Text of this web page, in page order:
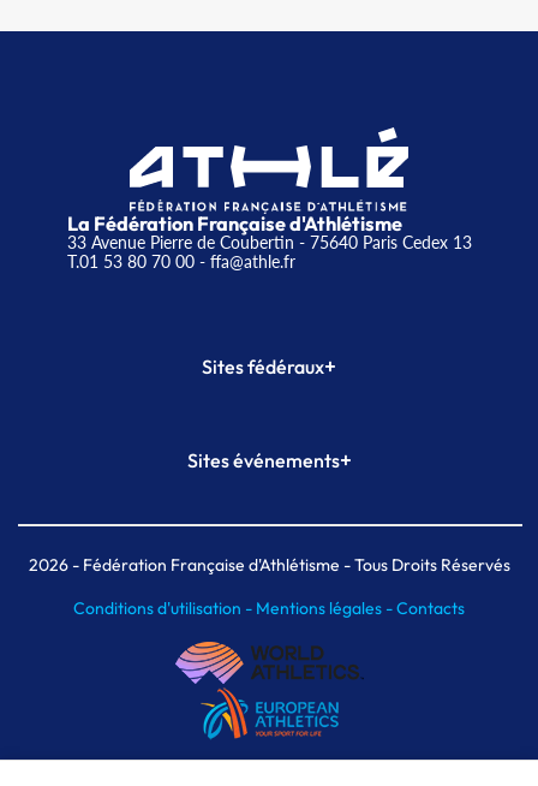
La Fédération Française d'Athlétisme
33 Avenue Pierre de Coubertin - 75640 Paris Cedex 13
T.01 53 80 70 00- ffa@athle.fr
Sites fédéraux+
Plateforme Formation
Sites événements+
Meeting de Paris indoor
MAIF Ekiden de Paris
2026- Fédération Française d'Athlétisme - Tous Droits Réservés
Conditions d'utilisation - Mentions légales -Contacts